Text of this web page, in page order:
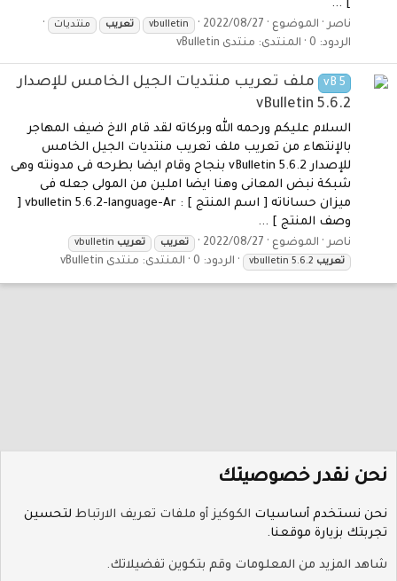
] ...
ناصر الموضوع 2022/08/27
vbulletin تعريب منتديات
الردود: 0 المنتدى: منتدى vBulletin
vB 5
ملف تعريب منتديات الجيل الخامس للإصدار
vBulletin 5.6.2
السلام عليكم ورحمه الله وبركاته لقد قام الاخ ضيف المهاجر
بالإنتهاء من تعريب ملف تعريب منتديات الجيل الخامس
للإصدار vBulletin 5.6.2 بنجاح وقام ايضا بطرحه فى مدونته وهى
شبكة نبض المعانى وهنا ايضا املين من المولى جعله فى
ميزان حساناته [ اسم المنتج ] : vbulletin 5.6.2-language-Ar [
وصف المنتج ] ...
ناصر الموضوع 2022/08/27 تعريب تعريب
تعريب
الردود: 0 المنتدى: منتدى vBulletin
نحن نقدر خصوصيتك
نحن نستخدم أساسيات الكوكيز أو ملفات تعريف الارتباط لتحسين
تجربتك بزيارة موقعنا.
شاهد المزيد من المعلومات وقم بتكوين تفضيلاتك.